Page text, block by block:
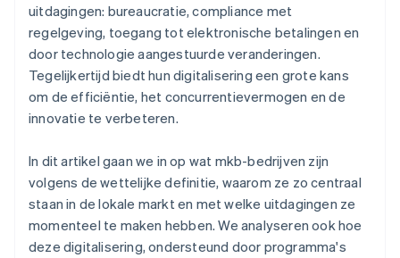
uitdagingen: bureaucratie, compliance met
regelgeving, toegang tot elektronische betalingen en
door technologie aangestuurde veranderingen.
Tegelijkertijd biedt hun digitalisering een grote kans
om de efficiëntie, het concurrentievermogen en de
innovatie te verbeteren.
In dit artikel gaan we in op wat mkb-bedrijven zijn
volgens de wettelijke definitie, waarom ze zo centraal
staan in de lokale markt en met welke uitdagingen ze
momenteel te maken hebben. We analyseren ook hoe
deze digitalisering, ondersteund door programma's